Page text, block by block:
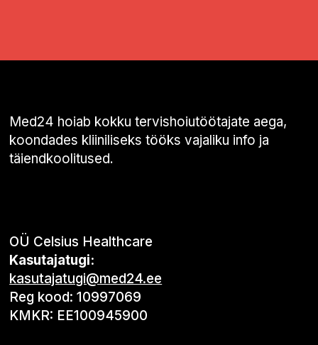
Med24 hoiab kokku tervishoiutöötajate aega,
koondades kliiniliseks tööks vajaliku info ja
täiendkoolitused.
OÜ Celsius Healthcare
Kasutajatugi:
kasutajatugi@med24.ee
Reg kood: 10997069
KMKR: EE100945900